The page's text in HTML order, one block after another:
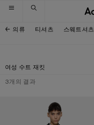
내비게이션으로 넘기기
메인 콘텐츠로 넘기기
하단으로 넘기기
의류 티셔츠 스웨트셔츠
여성 수트 재킷
3개의 결과
싱글 브레스티드 수트 재킷